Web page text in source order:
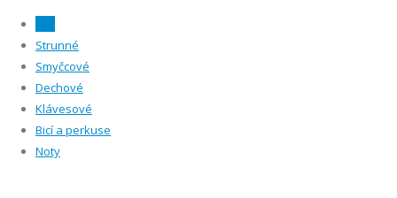
Strunné
Smyčcové
Dechové
Klávesové
Bicí a perkuse
Noty